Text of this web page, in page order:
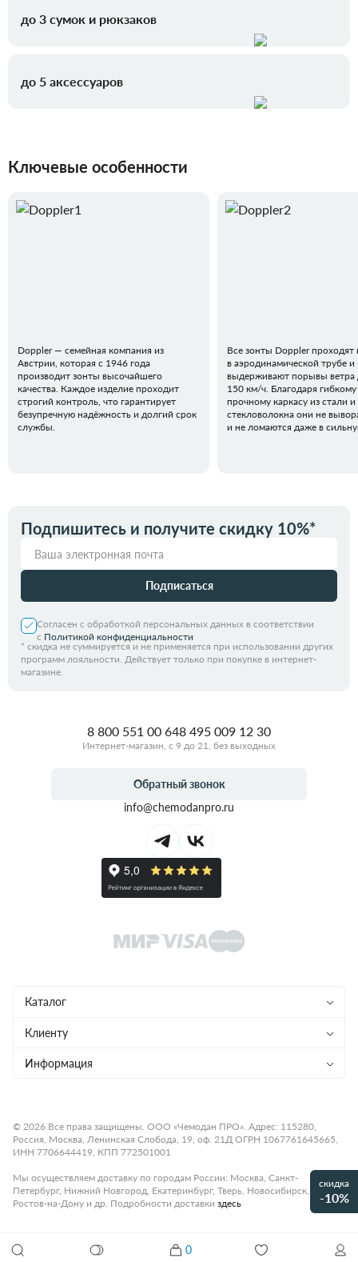
0
Зонт автоматический Doppler ZERO MAGIC 74456314
до 3 сумок и рюкзаков
до 5 аксессуаров
Ключевые особенности
Doppler — семейная компания из
Австрии, которая с 1946 года
производит зонты высочайшего
качества. Каждое изделие проходит
строгий контроль, что гарантирует
безупречную надёжность и долгий срок
службы.
Все зонты Doppler проходят
в аэродинамической трубе и
выдерживают порывы ветра
150 км/ч. Благодаря
прочному каркасу из стали и
стекловолокна они не
и не ломаются даже в
Подпишитесь и получите скидку 10%*
Подписаться
Согласен с обработкой персональных данных в соответствии
с Политикой конфиденциальности
* скидка не суммируется и не применяется при использовании других
программ лояльности. Действует только при покупке в интернет-
магазине.
Каталог
Чемоданы
Рюкзаки
Аксессуары
Премиум
Акции и распродажи
Клиенту
Магазины
Гарантия и возврат
Карьера
Информация
Программа лояльности
Подарочные карты
Статьи
Контакты
Как настроить кодовый замок
8 800 551 00 648 495 009 12 30
Интернет-магазин, с 9 до 21, без выходных
Обратный звонок
info@chemodanpro.ru
© 2026 Все права защищены. ООО «Чемодан ПРО». Адрес: 115280,
Россия, Москва, Ленинская Слобода, 19, оф. 21Д ОГРН 1067761645665,
ИНН 7706644419, КПП 772501001
Мы осуществляем доставку по городам России: Москва, Санкт-
Петербург, Нижний Новгород, Екатеринбург, Тверь, Новосибирск,
Ростов-на-Дону и др. Подробности доставки здесь
скидка
-10%